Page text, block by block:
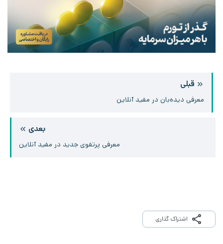
قبلی
معرفی دیده‌بان در مفید آنلاین
بعدی
معرفی پرتفوی جدید در مفید آنلاین
اشتراک گذاری